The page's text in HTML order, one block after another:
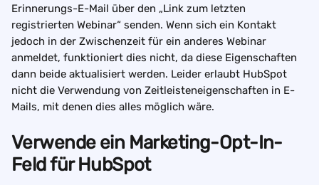
Erinnerungs-E-Mail über den „Link zum letzten
registrierten Webinar“ senden. Wenn sich ein Kontakt
jedoch in der Zwischenzeit für ein anderes Webinar
anmeldet, funktioniert dies nicht, da diese Eigenschaften
dann beide aktualisiert werden. Leider erlaubt HubSpot
nicht die Verwendung von Zeitleisteneigenschaften in E-
Mails, mit denen dies alles möglich wäre.
Verwende ein Marketing-Opt-In-
Feld für HubSpot